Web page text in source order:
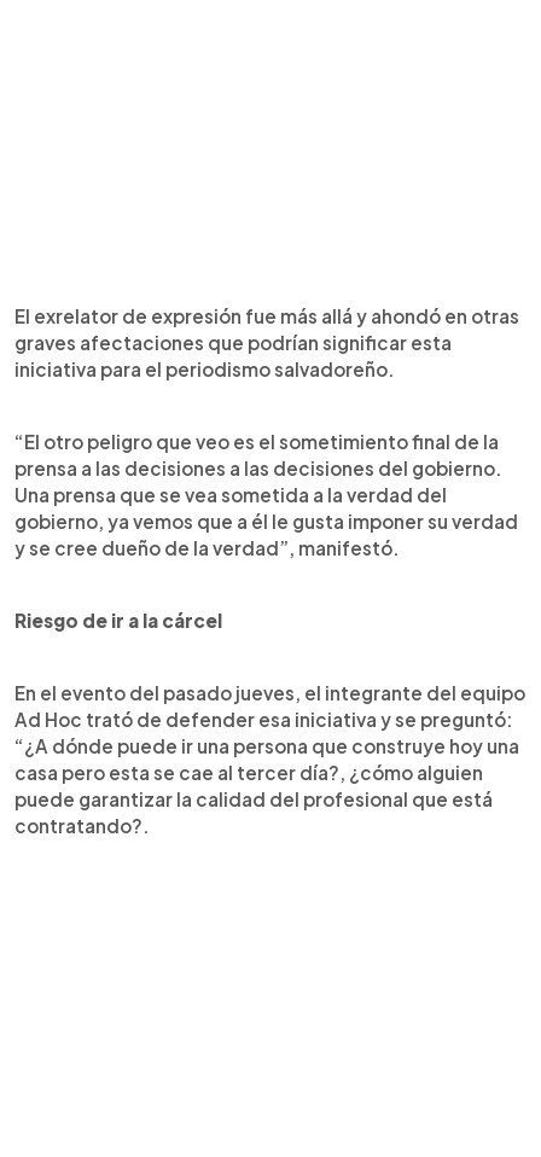
El exrelator de expresión fue más allá y ahondó en otras
graves afectaciones que podrían significar esta
iniciativa para el periodismo salvadoreño.
“El otro peligro que veo es el sometimiento final de la
prensa a las decisiones a las decisiones del gobierno.
Una prensa que se vea sometida a la verdad del
gobierno, ya vemos que a él le gusta imponer su verdad
y se cree dueño de la verdad”, manifestó.
Riesgo de ir a la cárcel
En el evento del pasado jueves, el integrante del equipo
Ad Hoc trató de defender esa iniciativa y se preguntó:
“¿A dónde puede ir una persona que construye hoy una
casa pero esta se cae al tercer día?, ¿cómo alguien
puede garantizar la calidad del profesional que está
contratando?.